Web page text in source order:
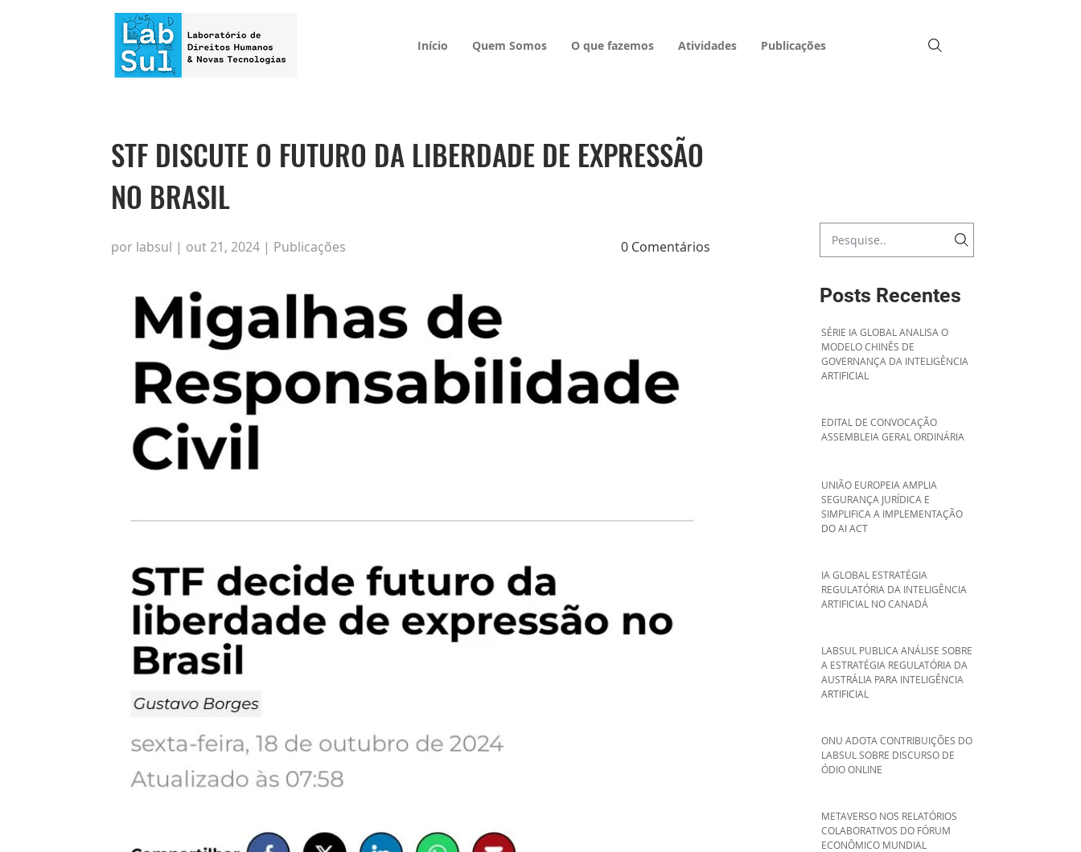
Início Quem Somos O que fazemos Atividades Publicações
STF DISCUTE O FUTURO DA LIBERDADE DE EXPRESSÃO
NO BRASIL
por labsul | out 21, 2024 | Publicações 0 Comentários
Posts Recentes
SÉRIE IA GLOBAL ANALISA O
MODELO CHINÊS DE
GOVERNANÇA DA INTELIGÊNCIA
ARTIFICIAL
EDITAL DE CONVOCAÇÃO
ASSEMBLEIA GERAL ORDINÁRIA
UNIÃO EUROPEIA AMPLIA
SEGURANÇA JURÍDICA E
SIMPLIFICA A IMPLEMENTAÇÃO
DO AI ACT
IA GLOBAL ESTRATÉGIA
REGULATÓRIA DA INTELIGÊNCIA
ARTIFICIAL NO CANADÁ
LABSUL PUBLICA ANÁLISE SOBRE
A ESTRATÉGIA REGULATÓRIA DA
AUSTRÁLIA PARA INTELIGÊNCIA
ARTIFICIAL
ONU ADOTA CONTRIBUIÇÕES DO
LABSUL SOBRE DISCURSO DE
ÓDIO ONLINE
METAVERSO NOS RELATÓRIOS
COLABORATIVOS DO FÓRUM
ECONÔMICO MUNDIAL